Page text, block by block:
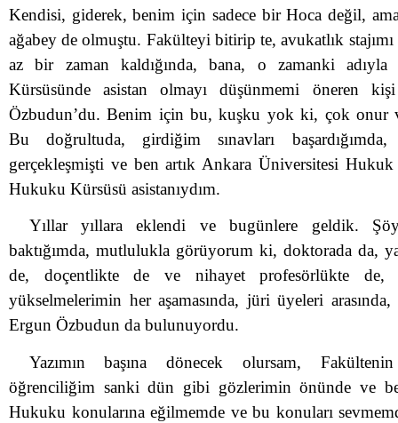
Kendisi, giderek, benim için sadece bir Hoca değil,
ağabey de olmuştu. Fakülteyi bitirip te, avukatlık
az bir zaman kaldığında, bana, o zamanki adıyla
Kürsüsünde asistan olmayı düşünmemi öneren
Özbudun’du. Benim için bu, kuşku yok ki, çok onur
Bu doğrultuda, girdiğim sınavları
gerçekleşmişti ve ben artık Ankara Üniversitesi Hukuk
Hukuku Kürsüsü asistanıydım.
Yıllar yıllara eklendi ve bugünlere geldik.
baktığımda, mutlulukla görüyorum ki, doktorada da,
de, doçentlikte de ve nihayet profesörlükte de,
yükselmelerimin her aşamasında, jüri üyeleri
Ergun Özbudun da bulunuyordu.
Yazımın başına dönecek olursam,
öğrenciliğim sanki dün gibi gözlerimin önünde ve
Hukuku konularına eğilmemde ve bu konuları